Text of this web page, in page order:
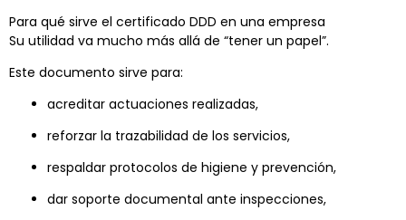
Para qué sirve el certificado DDD en una empresa
Su utilidad va mucho más allá de “tener un papel”.
Este documento sirve para:
acreditar actuaciones realizadas,
reforzar la trazabilidad de los servicios,
respaldar protocolos de higiene y prevención,
dar soporte documental ante inspecciones,